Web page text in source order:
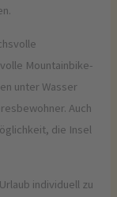
Mountainbike-
unter Wasser
Auch
die Insel
individuell zu